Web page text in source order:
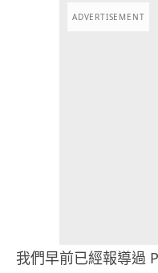
ADVERTISEMENT
我們早前已經報導過